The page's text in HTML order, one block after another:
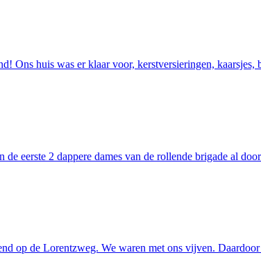
Ons huis was er klaar voor, kerstversieringen,
eerste 2 dappere dames van de rollende brigade al
op de Lorentzweg. We waren met ons vijven.